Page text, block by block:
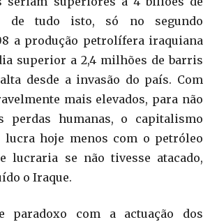
de tudo isto, só no segundo
a produção petrolífera iraquiana
superior a 2,4 milhões de barris
desde a invasão do país. Com
mais elevados, para não
perdas humanas, o capitalismo
lucra hoje menos com o petróleo
lucraria se não tivesse atacado,
o Iraque.
paradoxo com a actuação dos